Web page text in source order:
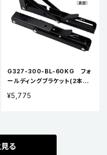
G327-300-BL-60KG フォ
ールディングブラケット(2本入
¥5,775
見る